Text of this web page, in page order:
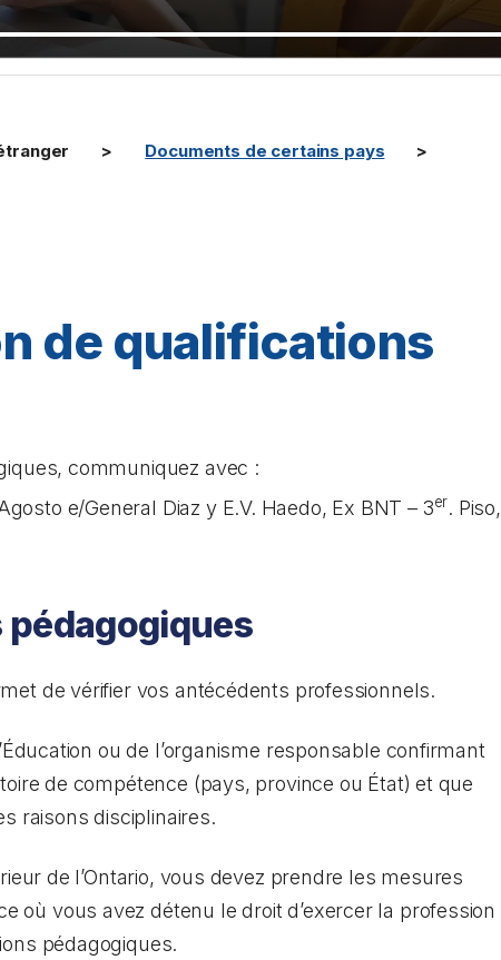
Documents de certains pays
de qualifications
communiquez avec :
e/General Diaz y E.V. Haedo, Ex BNT – 3er. Piso,
de vérifier vos antécédents professionnels.
ou de l’organisme responsable confirmant
de compétence (pays, province ou État) et que
raisons disciplinaires.
de l’Ontario, vous devez prendre les mesures
où vous avez détenu le droit d’exercer la profession
pédagogiques.